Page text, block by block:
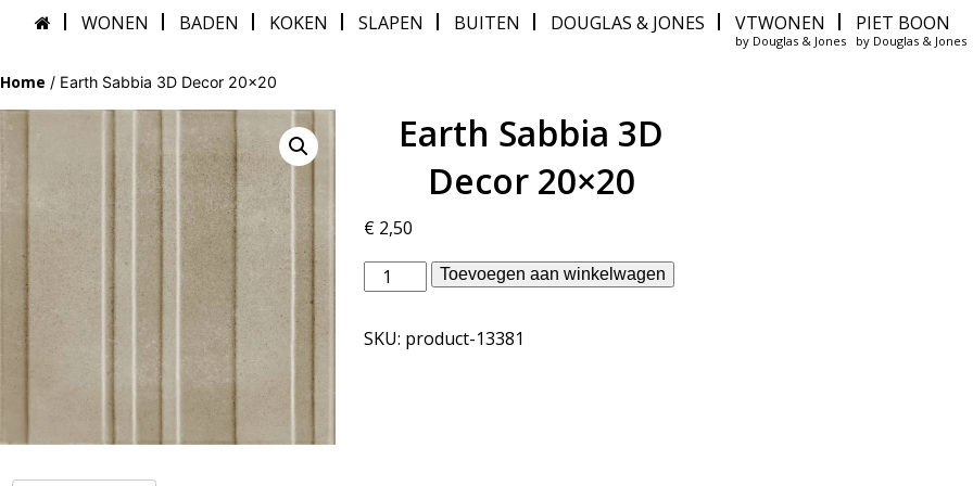
WONEN BADEN KOKEN SLAPEN BUITEN DOUGLAS & JONES VTWONEN
by Douglas & Jones
PIET BOON
by Douglas & Jones
Home / Earth Sabbia 3D Decor 20×20
Earth Sabbia 3D
Decor 20×20
€2,50
vtwonen
binnentegels
Earth
Toevoegen aan winkelwagen
SKU: product-13381